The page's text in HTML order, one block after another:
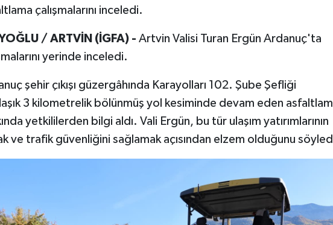
çalışmalarını inceledi.
/ ARTVİN (İGFA) - Artvin Valisi Turan Ergün Ardanuç'ta
yerinde inceledi.
şehir çıkışı güzergâhında Karayolları 102. Şube Şefliği
3 kilometrelik bölünmüş yol kesiminde devam eden
yetkililerden bilgi aldı. Vali Ergün, bu tür ulaşım yatırımlarının
ve trafik güvenliğini sağlamak açısından elzem olduğunu